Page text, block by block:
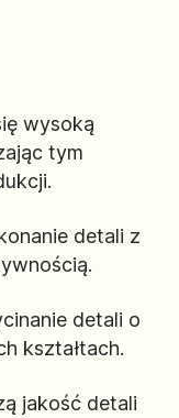
wysoką
tym
detali z
detali o
kształtach.
jakość detali